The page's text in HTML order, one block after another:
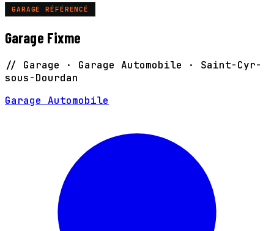
GARAGE RÉFÉRENCÉ
Garage Fixme
// Garage · Garage Automobile · Saint-Cyr-
sous-Dourdan
Garage Automobile